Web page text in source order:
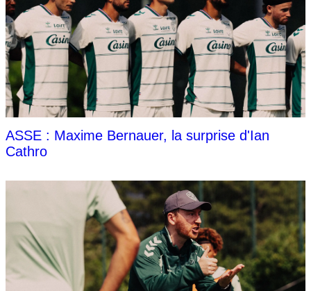
ASSE : Maxime Bernauer, la surprise d'Ian
Cathro